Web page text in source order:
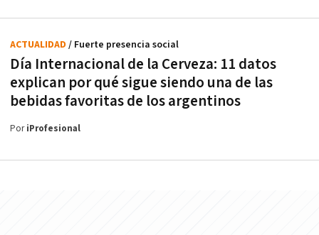
Día Internacional de la Cerveza: 11 datos
explican por qué sigue siendo una de las
bebidas favoritas de los argentinos
ACTUALIDAD / Fuerte presencia social
PoriProfesional